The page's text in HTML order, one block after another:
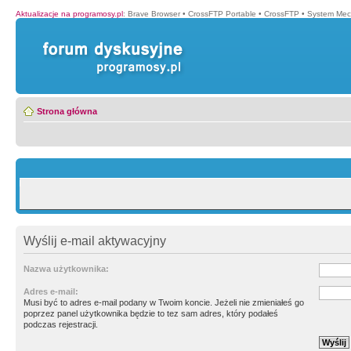
Aktualizacje na programosy.pl: Brave Browser • CrossFTP Portable • CrossFTP • System
Strona główna
Wyślij e-mail aktywacyjny
Nazwa użytkownika:
Adres e-mail:
Musi być to adres e-mail podany w Twoim koncie. Jeżeli nie zmieniałeś go
poprzez panel użytkownika będzie to tez sam adres, który podałeś
podczas rejestracji.